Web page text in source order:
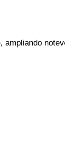
ampliando